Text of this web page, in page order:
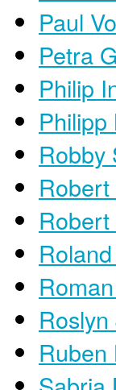
Paul
Petra
Philip
Robby
Ruben